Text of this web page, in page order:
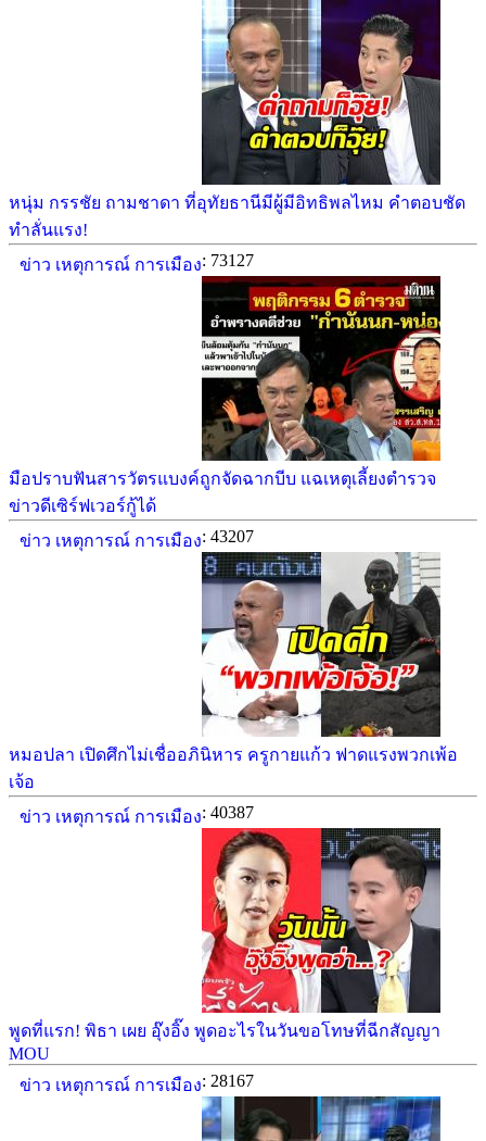
หนุ่ม กรรชัย ถามชาดา ที่อุทัยธานีมีผู้มีอิทธิพลไหม คำตอบชัด
ทำลั่นแรง!
ข่าว เหตุการณ์ การเมือง: 73127
มือปราบฟันสารวัตรแบงค์ถูกจัดฉากบีบ แฉเหตุเลี้ยงตำรวจ
ข่าวดีเซิร์ฟเวอร์กู้ได้
ข่าว เหตุการณ์ การเมือง: 43207
หมอปลา เปิดศึกไม่เชื่ออภินิหาร ครูกายแก้ว ฟาดแรงพวกเพ้อ
เจ้อ
ข่าว เหตุการณ์ การเมือง: 40387
พูดที่แรก! พิธา เผย อุ๊งอิ๊ง พูดอะไรในวันขอโทษที่ฉีกสัญญา
MOU
ข่าว เหตุการณ์ การเมือง: 28167